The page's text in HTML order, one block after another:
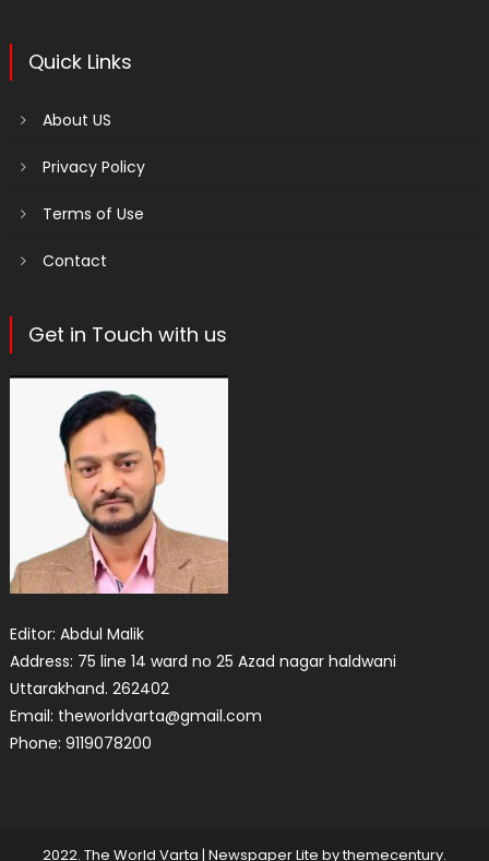
Quick Links
About US
Privacy Policy
Terms of Use
Contact
Get in Touch with us
Editor: Abdul Malik
Address: 75 line 14 ward no 25 Azad nagar haldwani
Uttarakhand. 262402
Email: theworldvarta@gmail.com
Phone: 9119078200
2022. The World Varta | Newspaper Lite bythemecentury.